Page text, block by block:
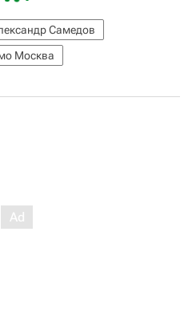
Самедов
Москва